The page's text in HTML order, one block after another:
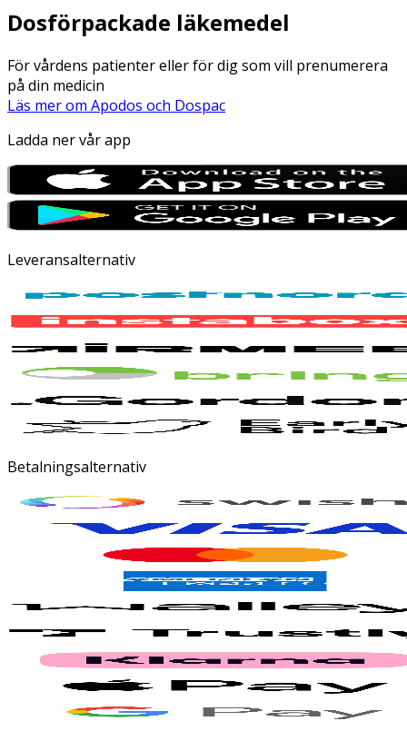
Dosförpackade läkemedel
För vårdens patienter eller för dig som vill prenumerera
på din medicin
Läs mer om Apodos och Dospac
Ladda ner vår app
Leveransalternativ
Betalningsalternativ